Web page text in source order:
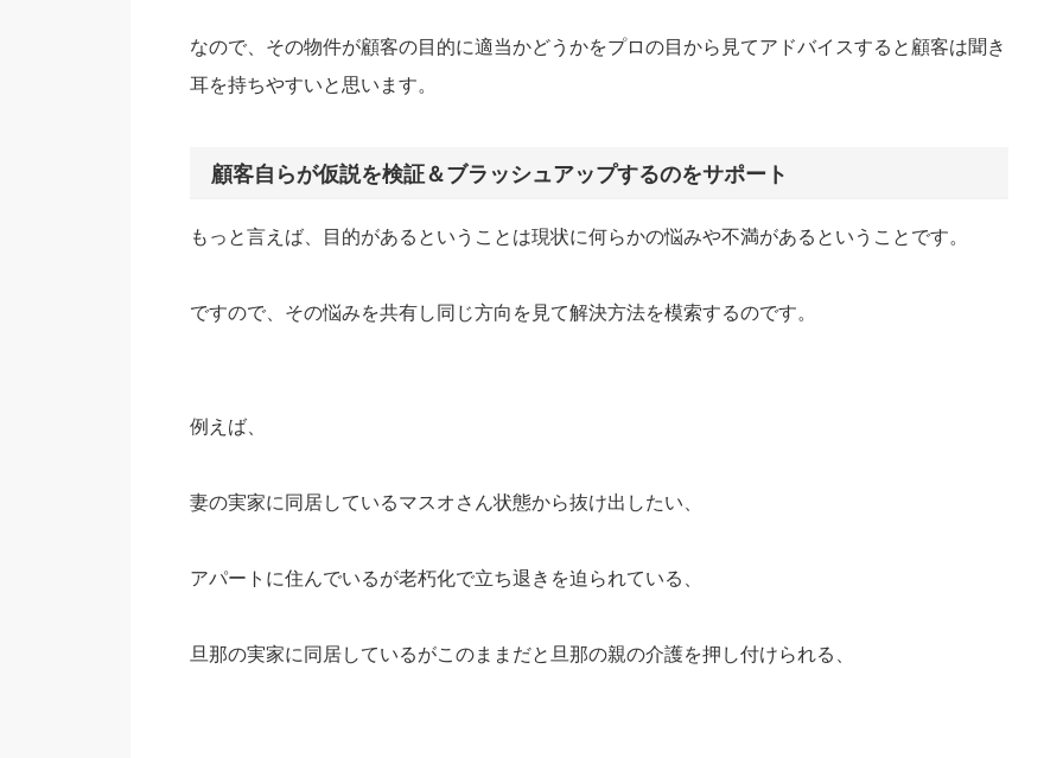
なので、その物件が顧客の目的に適当かどうかをプロの目から見てアドバイスすると顧客は聞き
耳を持ちやすいと思います。
顧客自らが仮説を検証＆ブラッシュアップするのをサポート
もっと言えば、目的があるということは現状に何らかの悩みや不満があるということです。
ですので、その悩みを共有し同じ方向を見て解決方法を模索するのです。
例えば、
妻の実家に同居しているマスオさん状態から抜け出したい、
アパートに住んでいるが老朽化で立ち退きを迫られている、
旦那の実家に同居しているがこのままだと旦那の親の介護を押し付けられる、